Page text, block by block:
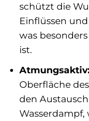
schützt die
Einflüssen
was
ist.
Oberfläche
den
Wasserdampf,